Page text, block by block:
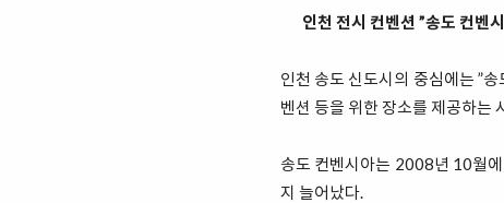
인천 전시 컨벤션 ”송도 컨벤
인천 송도 신도시의 중심에는 ”
벤션 등을 위한 장소를 제공하는
송도 컨벤시아는 2008년 10월
지 늘어났다.